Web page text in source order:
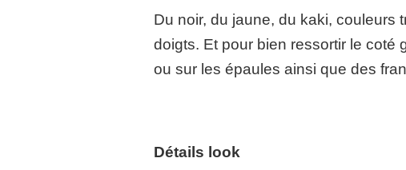
Du noir, du jaune, du kaki, couleurs
doigts. Et pour bien ressortir le coté
ou sur les épaules ainsi que des
Détails look